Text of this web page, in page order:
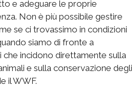
e adeguare le proprie
Non è più possibile gestire
se ci trovassimo in condizioni
siamo di fronte a
che incidono direttamente sulla
e sulla conservazione degli
il WWF.